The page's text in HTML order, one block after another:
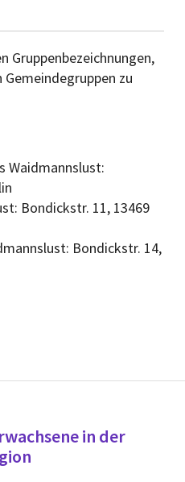
Gruppenbezeichnungen,
zu
Waidmannslust:
Bondickstr. 11, 13469
Bondickstr. 14,
in der